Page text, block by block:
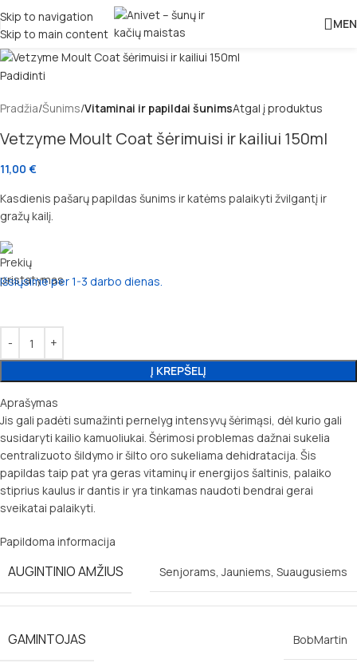
Skip to navigation
Skip to main content
Padidinti
Pradžia Šunims Vitaminai ir papildai šunimsAtgal į produktus
Vetzyme Moult Coat šėrimuisi ir kailiui 150ml
11,00 €
Kasdienis pašarų papildas šunims ir katėms palaikyti žvilgantį ir
gražų kailį.
Išsiųsime per 1-3 darbo dienas.
Į KREPŠELĮ
Aprašymas
Jis gali padėti sumažinti pernelyg intensyvų šėrimąsi, dėl kurio gali
susidaryti kailio kamuoliukai. Šėrimosi problemas dažnai sukelia
centralizuoto šildymo ir šilto oro sukeliama dehidratacija. Šis
papildas taip pat yra geras vitaminų ir energijos šaltinis, palaiko
stiprius kaulus ir dantis ir yra tinkamas naudoti bendrai gerai
sveikatai palaikyti.
Papildoma informacija
AUGINTINIO AMŽIUS Senjorams,Jauniems, Suaugusiems
GAMINTOJAS BobMartin